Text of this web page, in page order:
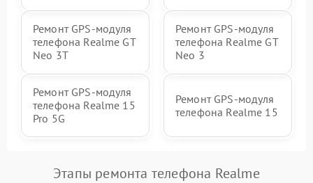
Ремонт GPS-модуля
телефона Realme GT
Neo 3T
Ремонт GPS-модуля
телефона Realme GT
Neo 3
Ремонт GPS-модуля
телефона Realme 15
Pro 5G
Ремонт GPS-модуля
телефона Realme 15
Этапы ремонта телефона Realme